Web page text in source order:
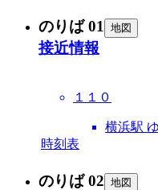
のりば 01 地図
接近情報
１１０
横浜駅
時刻表
のりば 02 地図